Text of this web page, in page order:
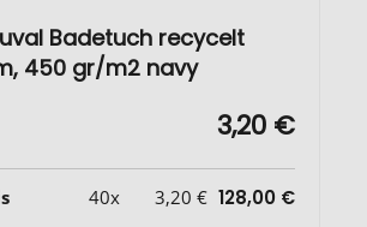
Badetuch recycelt
450 gr/m2 navy
3,20 €
40x 3,20 € 128,00 €